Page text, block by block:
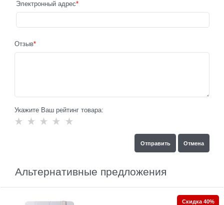
Электронный адрес
Отзыв
Укажите Ваш рейтинг товара:
Альтернативные предложения
Скидка 40%